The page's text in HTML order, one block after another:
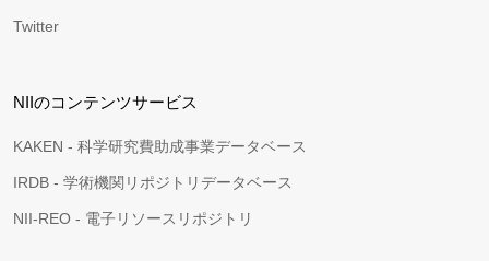
Twitter
NIIのコンテンツサービス
KAKEN - 科学研究費助成事業データベース
IRDB - 学術機関リポジトリデータベース
NII-REO - 電子リソースリポジトリ